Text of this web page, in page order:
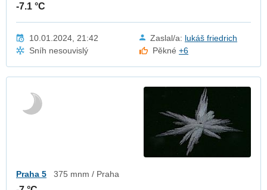
-7.1 °C
10.01.2024, 21:42 Zaslal/a: lukáš friedrich
Sníh nesouvislý
Pěkné+6
Praha 5 375 mnm / Praha